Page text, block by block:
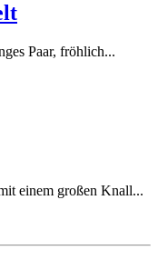
Paar, fröhlich...
einem großen Knall...